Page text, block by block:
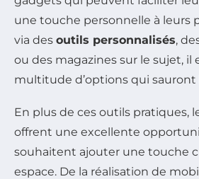
une touche personnelle à leurs
via des outils personnalisés,
ou des magazines sur le sujet, il
multitude d’options qui sauront
En plus de ces outils pratiques,
offrent une excellente
souhaitent ajouter une touche
espace. De la réalisation de